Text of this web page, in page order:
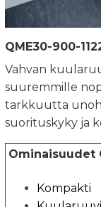
QME30-900-
Vahvan
suuremmille
tarkkuutta
suorituskyky ja
Ominaisuudet
Kompakti